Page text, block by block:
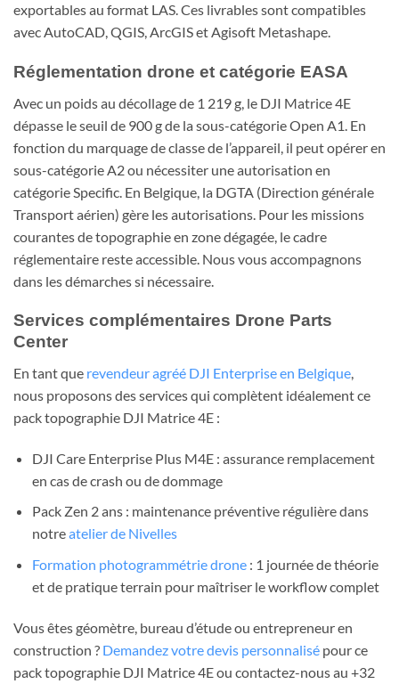
exportables au format LAS. Ces livrables sont compatibles
avec AutoCAD, QGIS, ArcGIS et Agisoft Metashape.
Réglementation drone et catégorie EASA
Avec un poids au décollage de 1 219 g, le DJI Matrice 4E
dépasse le seuil de 900 g de la sous-catégorie Open A1. En
fonction du marquage de classe de l’appareil, il peut opérer en
sous-catégorie A2 ou nécessiter une autorisation en
catégorie Specific. En Belgique, la DGTA (Direction générale
Transport aérien) gère les autorisations. Pour les missions
courantes de topographie en zone dégagée, le cadre
réglementaire reste accessible. Nous vous accompagnons
dans les démarches si nécessaire.
Services complémentaires Drone Parts
Center
En tant que revendeur agréé DJI Enterprise en Belgique,
nous proposons des services qui complètent idéalement ce
pack topographie DJI Matrice 4E :
DJI Care Enterprise Plus M4E : assurance remplacement
en cas de crash ou de dommage
Pack Zen 2 ans : maintenance préventive régulière dans
notreatelier de Nivelles
Formation photogrammétrie drone: 1 journée de théorie
et de pratique terrain pour maîtriser le workflow complet
Vous êtes géomètre, bureau d’étude ou entrepreneur en
construction ? Demandez votre devis personnalisé pour ce
pack topographie DJI Matrice 4E ou contactez-nous au +32